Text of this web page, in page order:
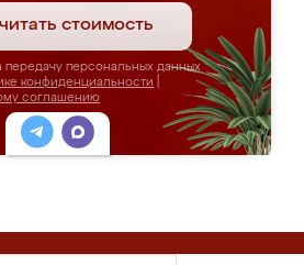
стоимость
персональных данных
конфиденциальности
соглашению